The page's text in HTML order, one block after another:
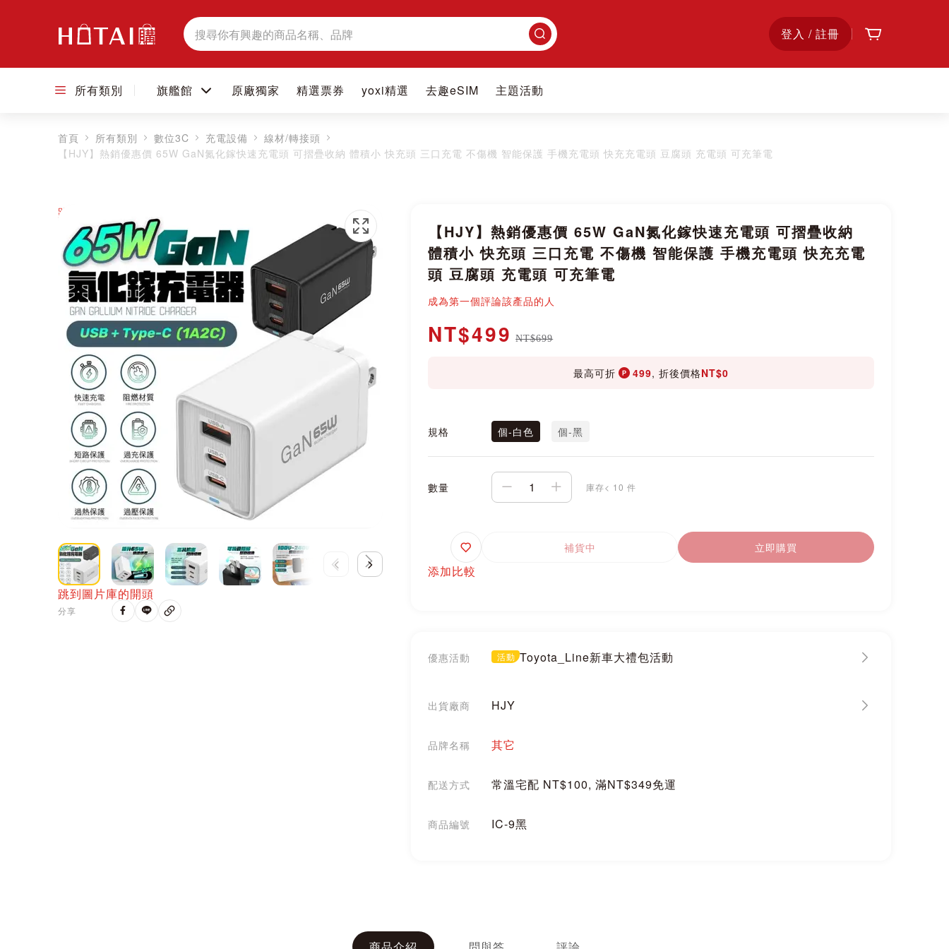
登入 / 註冊
搜
尋
搜
尋
所有類別 旗艦館 原廠獨家 精選票券 yoxi精選 去趣eSIM 主題活動
首頁 所有類別 數位3C 充電設備
線材/轉接頭
【HJY】熱銷優惠價 65W GaN氮化鎵快速充電頭 可摺疊收納 體積小 快充頭 三口充電 不傷機 智能保護 手機充電頭 快充充電頭 豆腐頭 充電頭 可充筆電
跳到圖片庫的末尾
跳到圖片庫的開頭
分享
【HJY】熱銷優惠價 65W GaN氮化鎵快速充電頭 可摺疊收納
體積小 快充頭 三口充電 不傷機 智能保護 手機充電頭 快充充電
頭 豆腐頭 充電頭 可充筆電
成為第一個評論該產品的人
NT$499 NT$699
最高可折 499, 折後價格NT$0
規格 個-白色 個-黑
數量 庫存< 10 件
補貨中 立即購買
追
添加比較
優惠活動 活動 Toyota_Line新車大禮包活動
出貨廠商 HJY
品牌名稱 其它
配送方式 常溫宅配 NT$100, 滿NT$349免運
商品編號 IC-9黑